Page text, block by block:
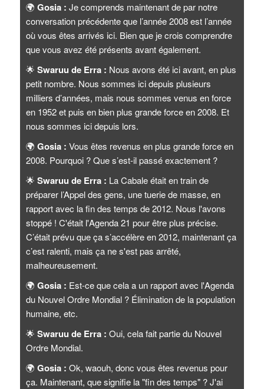
🌍 Gosia :Je comprends maintenant de par notre
conversation précédente que l’année 2008 est l’année
où vous êtes arrivés ici. Bien que je crois comprendre
que vous avez été présents avant également.
🌟 Swaruu de Erra : Nous avons été ici avant, en plus
petit nombre. Nous sommes ici depuis plusieurs
milliers d’années, mais nous sommes venus en force
en 1952 et puis en bien plus grande force en 2008. Et
nous sommes ici depuis lors.
🌍 Gosia : Vous êtes revenus en plus grande force en
2008. Pourquoi ? Que s’est-il passé exactement ?
🌟 Swaruu de Erra : La Cabale était en train de
préparer l’Appel des gens, une tuerie de masse, en
rapport avec la fin des temps de 2012. Nous l'avons
stoppé ! C'était l'Agenda 21 pour être plus précise.
C’était prévu que ça s’accélère en 2012, maintenant ça
c’est ralenti, mais ça ne s'est pas arrêté,
malheureusement.
🌍 Gosia : Est-ce que cela a un rapport avec l'Agenda
du Nouvel Ordre Mondial ? Élimination de la population
humaine, etc.
🌟 Swaruu de Erra : Oui, cela fait partie du Nouvel
Ordre Mondial.
🌍 Gosia :Ok, waouh, donc vous êtes revenus pour
ça. Maintenant, que signifie la "fin des temps" ? J'ai